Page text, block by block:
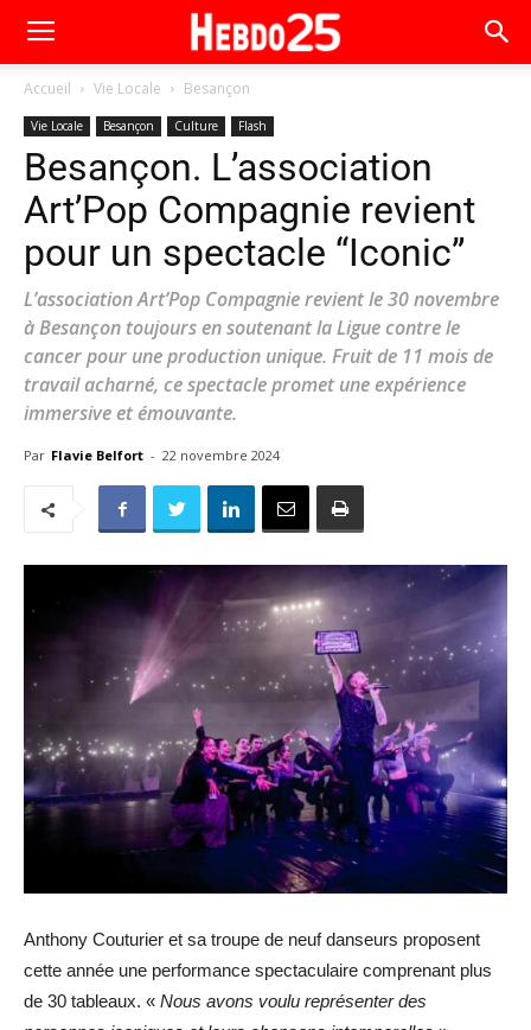
Accueil Vie Locale Besançon
Vie Locale Besançon Culture Flash
Besançon. L’association
Art’Pop Compagnie revient
pour un spectacle “Iconic”
L’association Art’Pop Compagnie revient le 30 novembre
à Besançon toujours en soutenant la Ligue contre le
cancer pour une production unique. Fruit de 11 mois de
travail acharné, ce spectacle promet une expérience
immersive et émouvante.
Par Flavie Belfort - 22 novembre 2024
Anthony Couturier et sa troupe de neuf danseurs proposent
cette année une performance spectaculaire comprenant plus
de 30 tableaux. « Nous avons voulu représenter des